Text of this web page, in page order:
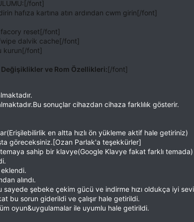
font]
hafıza kartına atın ardından cwm girin[/font]
reset[/font]
dalvik cache[/font]
kurun[/font]
Değişiklikler ve Rom Özellikleri:[/font]
sonuçlar cihazdan cihaza farklılık gösterir.
en altta hızlı ön yükleme aktif hale getiriniz)
göreceksiniz.[Ozan Parlak'a teşekkürler]
sahip bir klavye(Google Klavye fakat farklı temada)
alındı.
sayede şebeke çekim gücü ve indirme hızı oldukça iyi
bu sorun giderildi ve çalışır hale getirildi.
oyun&uygulamalar ile uyumlu hale getirildi.